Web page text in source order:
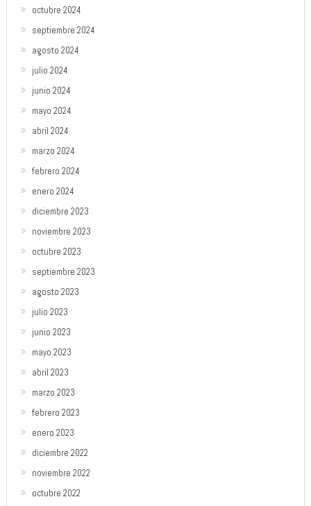
octubre 2024
septiembre 2024
agosto 2024
julio 2024
junio 2024
mayo 2024
abril 2024
marzo 2024
febrero 2024
enero 2024
diciembre 2023
noviembre 2023
octubre 2023
septiembre 2023
agosto 2023
julio 2023
junio 2023
mayo 2023
abril 2023
marzo 2023
febrero 2023
enero 2023
diciembre 2022
noviembre 2022
octubre 2022